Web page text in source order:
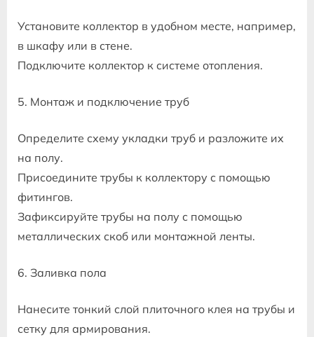
Установите коллектор в удобном месте, например,
в шкафу или в стене.
Подключите коллектор к системе отопления.
5. Монтаж и подключение труб
Определите схему укладки труб и разложите их
на полу.
Присоедините трубы к коллектору с помощью
фитингов.
Зафиксируйте трубы на полу с помощью
металлических скоб или монтажной ленты.
6. Заливка пола
Нанесите тонкий слой плиточного клея на трубы и
сетку для армирования.